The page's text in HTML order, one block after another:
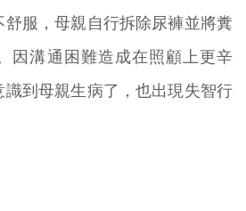
服，母親自行拆除尿褲並將糞
因溝通困難造成在照顧上更辛
到母親生病了，也出現失智行